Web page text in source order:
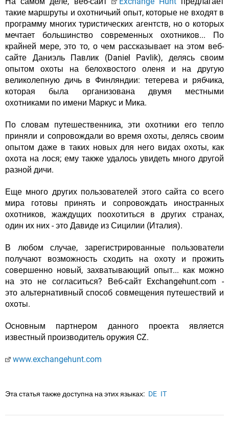
такие маршруты и охотничьий опыт, которые не входят в
программу многих туристических агентств, но о которых
мечтает большинство современных охотников... По
крайней мере, это то, о чем рассказывает на этом веб-
сайте Даниэль Павлик (Daniel Pavlik), делясь своим
опытом охоты на белохвостого оленя и на другую
великолепную дичь в Финляндии: тетерева и рябчика,
которая была организована двумя местными
охотниками по имени Маркус и Мика.
По словам путешественника, эти охотники его тепло
приняли и сопровождали во время охоты, делясь своим
опытом даже в таких новых для него видах охоты, как
охота на лося; ему также удалось увидеть много другой
разной дичи.
Еще много других пользователей этого сайта со всего
мира готовы принять и сопровождать иностранных
охотников, жаждущих поохотиться в других странах,
один их них - это Давиде из Сицилии (Италия).
В любом случае, зарегистрированные пользователи
получают возможность сходить на охоту и прожить
совершенно новый, захватывающий опыт... как можно
на это не согласиться? Веб-сайт Exchangehunt.com -
это альтернативный способ совмещения путешествий и
охоты.
Основным партнером данного проекта является
известный производитель оружия CZ.
www.exchangehunt.com
Эта статья также доступна на этих языках: DE IT